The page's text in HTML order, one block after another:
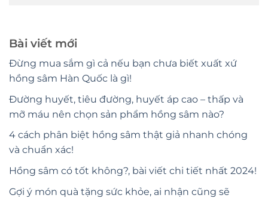
Bài viết mới
Đừng mua sắm gì cả nếu bạn chưa biết xuất xứ
hồng sâm Hàn Quốc là gì!
Đường huyết, tiêu đường, huyết áp cao – thấp và
mỡ máu nên chọn sản phẩm hồng sâm nào?
4 cách phân biệt hồng sâm thật giả nhanh chóng
và chuẩn xác!
Hồng sâm có tốt không?, bài viết chi tiết nhất 2024!
Gợi ý món quà tặng sức khỏe, ai nhận cũng sẽ